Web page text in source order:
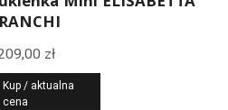
zł
Kup / aktualna
cena